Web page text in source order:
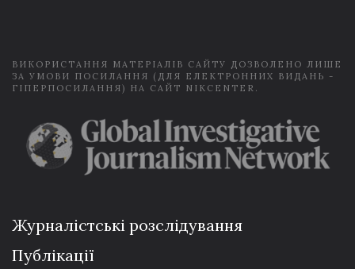
ВИКОРИСТАННЯ МАТЕРІАЛІВ САЙТУ ДОЗВОЛЕНО ЛИШЕ
ЗА УМОВИ ПОСИЛАННЯ (ДЛЯ ЕЛЕКТРОННИХ ВИДАНЬ -
ГІПЕРПОСИЛАННЯ) НА САЙТ NIKCENTER.
Журналістські розслідування
Публікації